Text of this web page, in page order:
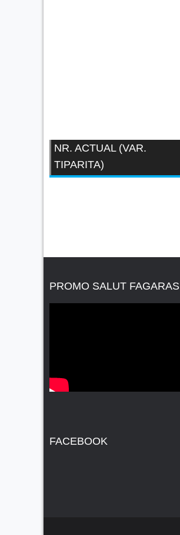
NR. ACTUAL (VAR.
TIPARITA)
PROMO SALUT FAGARAS
FACEBOOK